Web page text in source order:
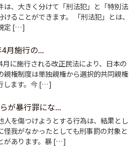
は、大きく分けて「刑法犯」と「特別法
けることができます。 「刑法犯」とは、
定 […]
月施行の...
月に施行される改正民法により、日本の
親権制度は単独親権から選択的共同親権
します。今 […]
が暴行罪にな...
人を傷つけようとする行為は、結果とし
怪我がなかったとしても刑事罰の対象と
があります。暴 […]